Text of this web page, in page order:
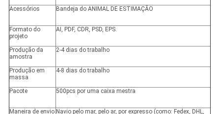
Acessórios Bandeja do ANIMAL DE ESTIMAÇÃO
Formato do
projeto
AI, PDF, CDR, PSD, EPS.
Produção da
amostra
2-4 dias do trabalho
Produção em
massa
4-8 dias do trabalho
Pacote 500pcs por uma caixa mestra
Maneira de envio Navio pelo mar, pelo ar, por expresso (como: Fedex, DHL,